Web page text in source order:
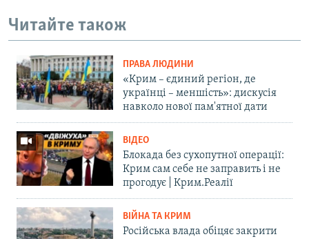
Читайте також
ПРАВА ЛЮДИНИ
«Крим – єдиний регіон, де
українці – меншість»: дискусія
навколо нової пам'ятної дати
ВІДЕО
Блокада без сухопутної операції:
Крим сам себе не заправить і не
прогодує | Крим.Реалії
ВІЙНА ТА КРИМ
Російська влада обіцяє закрити